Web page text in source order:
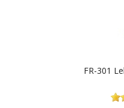
FR-301